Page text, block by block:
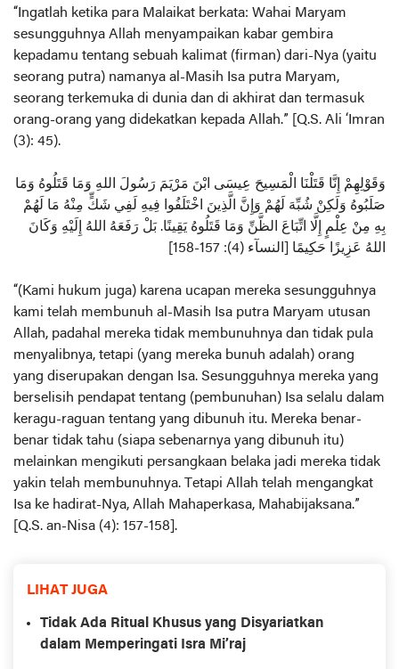
“Ingatlah ketika para Malaikat berkata: Wahai Maryam
sesungguhnya Allah menyampaikan kabar gembira
kepadamu tentang sebuah kalimat (firman) dari-Nya (yaitu
seorang putra) namanya al-Masih Isa putra Maryam,
seorang terkemuka di dunia dan di akhirat dan termasuk
orang-orang yang didekatkan kepada Allah.” [Q.S. Ali ‘Imran
(3): 45).
وَقَوْلِهِمْ إِنَّا قَتَلْنَا الْمَسِيحَ عِيسَى ابْنَ مَرْيَمَ رَسُولَ اللهِ وَمَا قَتَلُوهُ وَمَا
صَلَبُوهُ وَلَكِنْ شُبِّهَ لَهُمْ وَإِنَّ الَّذِينَ اخْتَلَفُوا فِيهِ لَفِي شَكٍّ مِنْهُ مَا لَهُمْ
بِهِ مِنْ عِلْمٍ إِلَّا اتِّبَاعَ الظَّنِّ وَمَا قَتَلُوهُ يَقِينًا. بَلْ رَفَعَهُ اللهُ إِلَيْهِ وَكَانَ
اللهُ عَزِيزًا حَكِيمًا [النسآء (4): 157-158]
“(Kami hukum juga) karena ucapan mereka sesungguhnya
kami telah membunuh al-Masih Isa putra Maryam utusan
Allah, padahal mereka tidak membunuhnya dan tidak pula
menyalibnya, tetapi (yang mereka bunuh adalah) orang
yang diserupakan dengan Isa. Sesungguhnya mereka yang
berselisih pendapat tentang (pembunuhan) Isa selalu dalam
keragu-raguan tentang yang dibunuh itu. Mereka benar-
benar tidak tahu (siapa sebenarnya yang dibunuh itu)
melainkan mengikuti persangkaan belaka jadi mereka tidak
yakin telah membunuhnya. Tetapi Allah telah mengangkat
Isa ke hadirat-Nya, Allah Mahaperkasa, Mahabijaksana.”
[Q.S. an-Nisa (4): 157-158].
LIHAT JUGA
Tidak Ada Ritual Khusus yang Disyariatkan
dalam Memperingati Isra Mi’raj